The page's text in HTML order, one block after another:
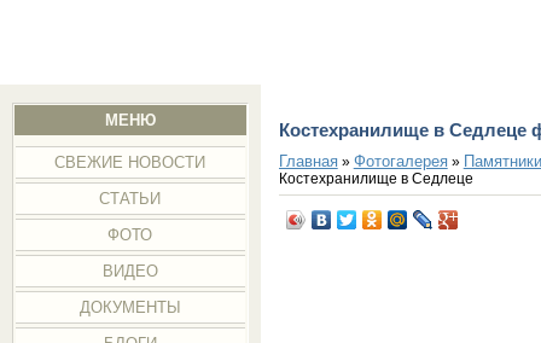
МЕНЮ
СВЕЖИЕ НОВОСТИ
СТАТЬИ
ФОТО
ВИДЕО
ДОКУМЕНТЫ
Костехранилище в Седлеце
Главная» Фотогалерея»
Костехранилище в Седлеце